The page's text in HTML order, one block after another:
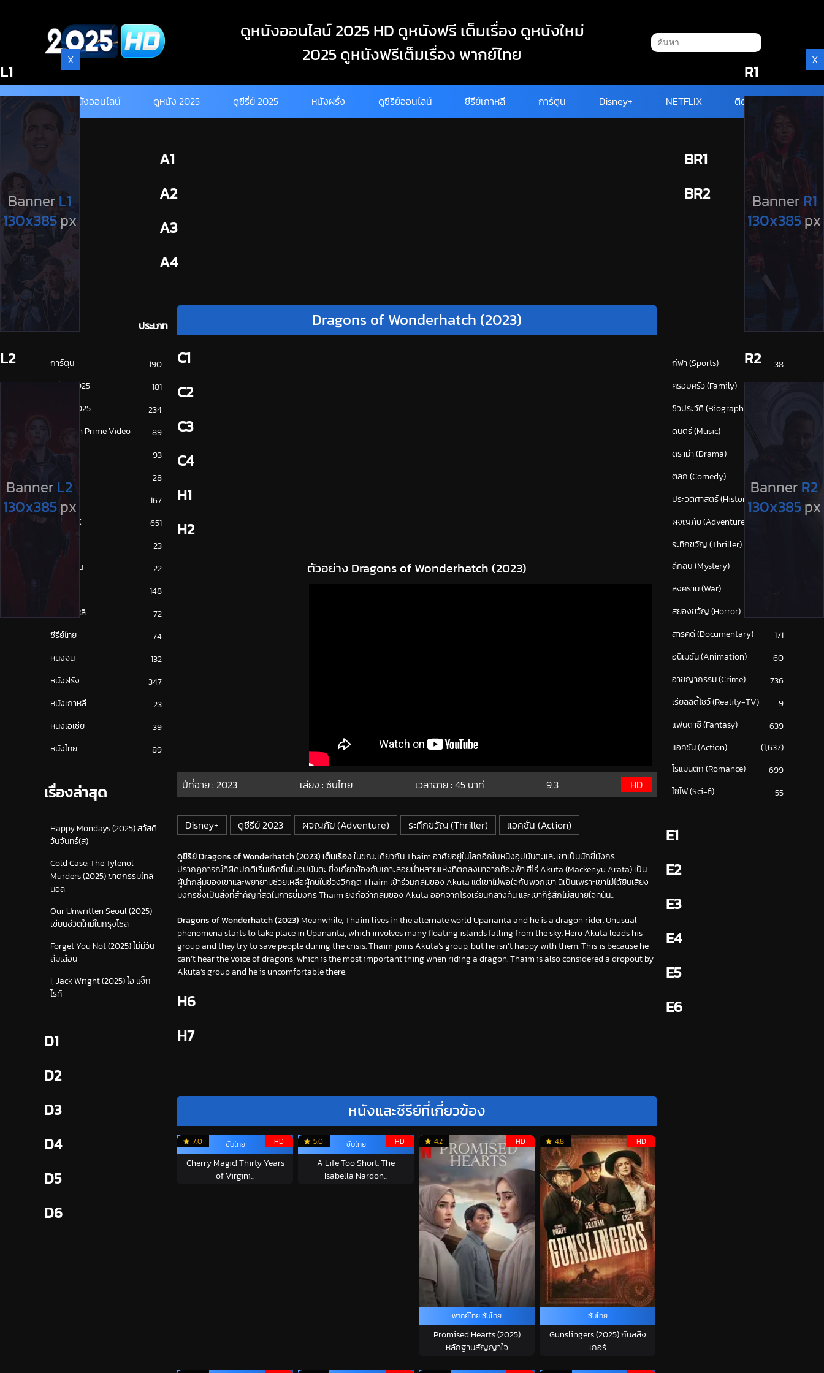
ดูหนังออนไลน์ 2025 HD ดูหนังฟรี เต็มเรื่อง ดูหนังใหม่
2025 ดูหนังฟรีเต็มเรื่อง พากย์ไทย
ดูหนังออนไลน์ ดูหนัง 2025 ดูซีรี่ย์ 2025 หนังฝรั่ง ดูซีรีย์ออนไลน์ ซีรีย์เกาหลี การ์ตูน Disney+ NETFLIX ติดต่อ
BL2
A1
A2
A3
A4
BR1
BR2
ประเภท
การ์ตูน
190
ดูซีรี่ย์ 2025
181
ดูหนัง 2025
234
Amazon Prime Video
89
Disney+
93
28
iQiYi
167
NETFLIX
651
23
ซีรีย์ญี่ปุ่น
22
148
ซีรีย์เกาหลี
72
ซีรีย์ไทย
74
หนังจีน
132
หนังฝรั่ง
347
หนังเกาหลี
23
หนังเอเชีย
39
หนังไทย
89
เรื่องล่าสุด
Happy Mondays (2025) สวัสดี
วันจันทร์(ส)
Cold Case: The Tylenol
Murders (2025) ฆาตกรรมไทลิ
นอล
Our Unwritten Seoul (2025)
เขียนชีวิตใหม่ในกรุงโซล
Forget You Not (2025) ไม่มีวัน
ลืมเลือน
I, Jack Wright (2025) ไอ แจ็ก
ไรท์
D1
D2
D3
D4
D5
D6
Dragons of Wonderhatch (2023)
C1
C2
C3
C4
H1
H2
ตัวอย่าง Dragons of Wonderhatch (2023)
ปีที่ฉาย : 2023 เสียง : ซับไทย เวลาฉาย : 45 นาที 9.3 HD
Disney+ ดูซีรีย์ 2023 ผจญภัย (Adventure) ระทึกขวัญ (Thriller) แอคชั่น (Action)
ดูซีรีย์ Dragons of Wonderhatch (2023) เต็มเรื่องในขณะเดียวกัน Thaim อาศัยอยู่ในโลกอีกใบหนึ่งอุปนันตะและเขาเป็นนักขี่มังกร
ปรากฏการณ์ที่ผิดปกติเริ่มเกิดขึ้นในอุปนันตะ ซึ่งเกี่ยวข้องกับเกาะลอยน้ำหลายแห่งที่ตกลงมาจากท้องฟ้า ฮีโร่ Akuta (Mackenyu Arata) เป็น
ผู้นำกลุ่มของเขาและพยายามช่วยเหลือผู้คนในช่วงวิกฤต Thaim เข้าร่วมกลุ่มของ Akuta แต่เขาไม่พอใจกับพวกเขา นี่เป็นเพราะเขาไม่ได้ยินเสียง
มังกรซึ่งเป็นสิ่งที่สำคัญที่สุดในการขี่มังกร Thaim ยังถือว่ากลุ่มของ Akuta ออกจากโรงเรียนกลางคัน และเขาก็รู้สึกไม่สบายใจที่นั่น...
Dragons of Wonderhatch (2023) Meanwhile, Thaim lives in the alternate world Upananta and he is a dragon rider. Unusual
phenomena starts to take place in Upananta, which involves many floating islands falling from the sky. Hero Akuta leads his
group and they try to save people during the crisis. Thaim joins Akuta’s group, but he isn’t happy with them. This is because he
can’t hear the voice of dragons, which is the most important thing when riding a dragon. Thaim is also considered a dropout by
Akuta’s group and he is uncomfortable there.
H6
H7
หนังและซีรีย์ที่เกี่ยวข้อง
7.0 HD
ซับไทย
Cherry Magic! Thirty Years
of Virgini...
5.0 HD
ซับไทย
A Life Too Short: The
Isabella Nardon...
4.2 HD
พากย์ไทย ซับไทย
Promised Hearts (2025)
หลักฐานสัญญาใจ
4.8 HD
ซับไทย
Gunslingers (2025) กันสลิง
เกอร์
กีฬา (Sports)
38
ครอบครัว (Family)
ชีวประวัติ (Biography)
ดนตรี (Music)
ดราม่า (Drama)
ตลก (Comedy)
ประวัติศาสตร์ (History)
43
ผจญภัย (Adventure)
ระทึกขวัญ (Thriller)
ลึกลับ (Mystery)
สงคราม (War)
สยองขวัญ (Horror)
สารคดี (Documentary)
171
อนิเมชั่น (Animation)
60
อาชญากรรม (Crime)
736
เรียลลิตี้โชว์ (Reality-TV)
9
แฟนตาซี (Fantasy)
639
แอคชั่น (Action)
(1,637)
โรแมนติก (Romance)
699
ไซไฟ (Sci-fi)
55
E1
E2
E3
E4
E5
E6
X
L1
L2
X
R1
R2